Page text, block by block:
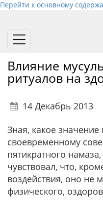
Перейти к основному
Toggle
Влияние
ритуалов на
14 Декабрь 2013
Зная, какое
своевременному
пятикратного
чувствовал, что,
воздействия, оно не
физического,